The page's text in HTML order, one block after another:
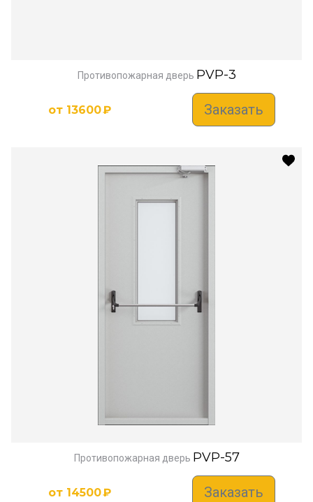
Противопожарная дверь PVP-3
от 13600₽ Заказать
Противопожарная дверь PVP-57
от 14500₽ Заказать